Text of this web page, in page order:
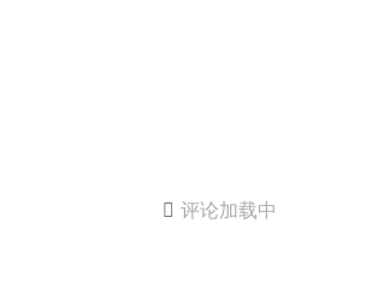
 评论加载中